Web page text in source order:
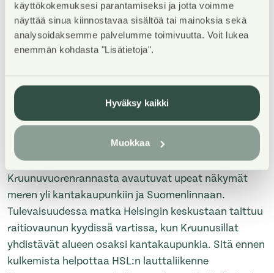
käyttökokemuksesi parantamiseksi ja jotta voimme
näyttää sinua kiinnostavaa sisältöä tai mainoksia sekä
analysoidaksemme palvelumme toimivuutta. Voit lukea
enemmän kohdasta "Lisätietoja".
Hyväksy kaikki
Muokkaa
Property Introduction
asuinrakennusta. Kaikki asunnot ovat parvekkeellisia
ja osa saunallisia. Pyykit peset kätevästi
talopesulassa ja kuivaat kuivaushuoneessa.
Kohteessa on omatoimiviherhoito.
Valon ja meren kaupunginosasta
Kruunuvuorenrannasta avautuvat upeat näkymät
meren yli kantakaupunkiin ja Suomenlinnaan.
Tulevaisuudessa matka Helsingin keskustaan taittuu
raitiovaunun kyydissä vartissa, kun Kruunusillat
yhdistävät alueen osaksi kantakaupunkia. Sitä ennen
kulkemista helpottaa HSL:n lauttaliikenne